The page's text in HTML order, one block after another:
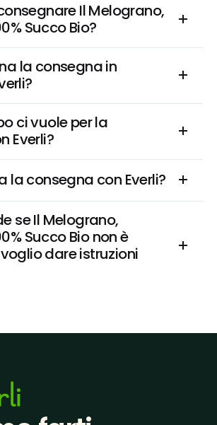
Il Melograno,
Succo Bio?
la consegna in
ci vuole per la
Everli?
la consegna con Everli?
se Il Melograno,
Succo Bio non è
dare istruzioni